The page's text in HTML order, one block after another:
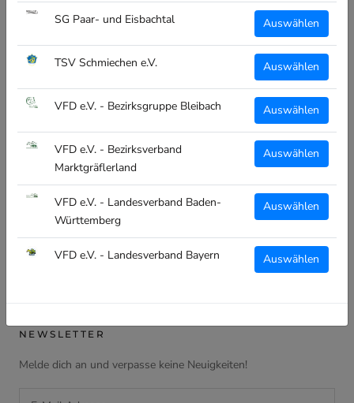
SG Paar- und Eisbachtal Auswählen
TSV Schmiechen e.V. Auswählen
VFD e.V. - Bezirksgruppe Bleibach Auswählen
VFD e.V. - Bezirksverband
Marktgräflerland
Auswählen
VFD e.V. - Landesverband Baden-
Württemberg
Auswählen
VFD e.V. - Landesverband Bayern Auswählen
ALLGEMEIN
Über Uns
Vereinsübersicht
Kontakt
RECHTLICHES
Datenschutz
Versand
NEWSLETTER
Melde dich an und verpasse keine Neuigkeiten!